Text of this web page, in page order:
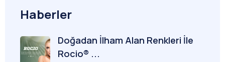
Haberler
Doğadan İlham Alan Renkleri İle
Rocio® ...